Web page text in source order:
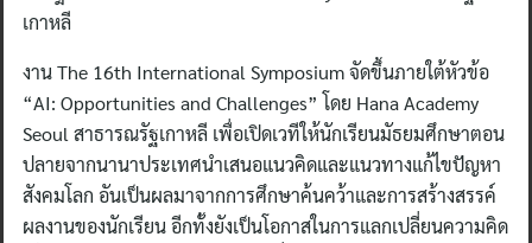
เกาหลี
งาน The 16th International Symposium จัดขึ้นภายใต้หัวข้อ
“AI: Opportunities and Challenges” โดย Hana Academy
Seoul สาธารณรัฐเกาหลี เพื่อเปิดเวทีให้นักเรียนมัธยมศึกษาตอน
ปลายจากนานาประเทศนำเสนอแนวคิดและแนวทางแก้ไขปัญหา
สังคมโลก อันเป็นผลมาจากการศึกษาค้นคว้าและการสร้างสรรค์
ผลงานของนักเรียน อีกทั้งยังเป็นโอกาสในการแลกเปลี่ยนความคิด